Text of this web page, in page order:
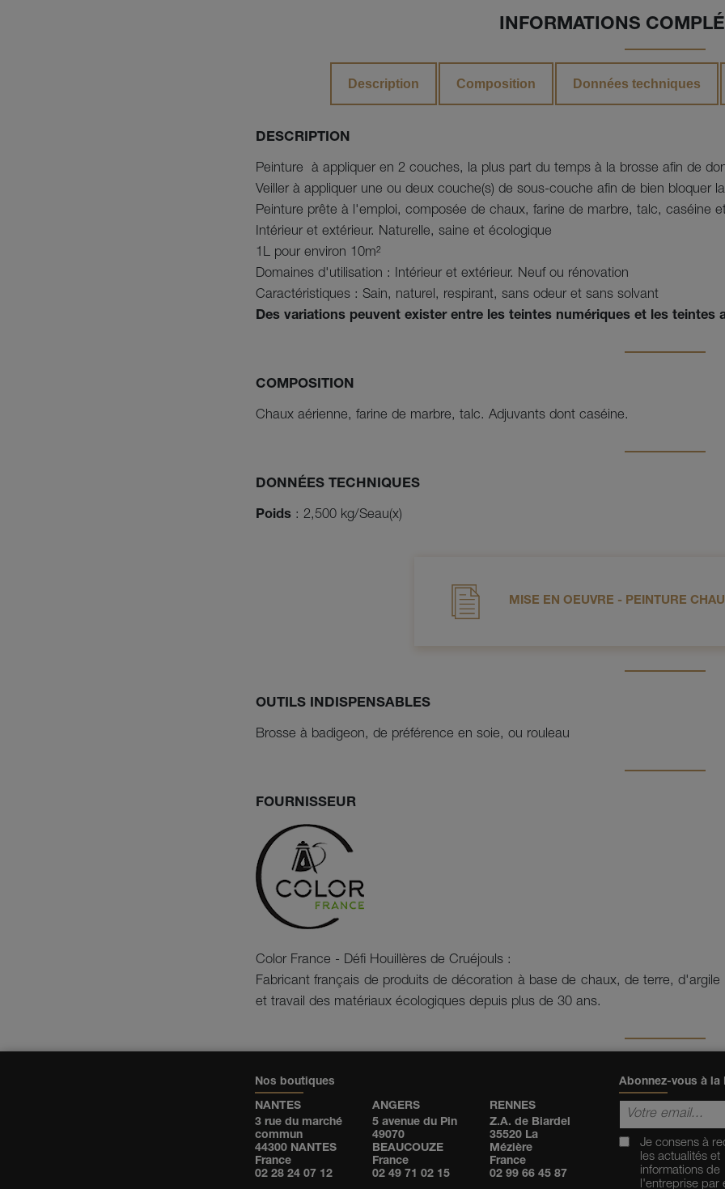
INFORMATIONS
Description Composition Données techniques
DESCRIPTION
Peinture  à appliquer en 2 couches, la plus part du temps à la brosse afin de
Veiller à appliquer une ou deux couche(s) de sous-couche afin de bien bloquer
Peinture prête à l'emploi, composée de chaux, farine de marbre, talc, caséine
Intérieur et extérieur. Naturelle, saine et écologique
1L pour environ 10m²
Domaines d'utilisation : Intérieur et extérieur. Neuf ou rénovation
Caractéristiques : Sain, naturel, respirant, sans odeur et sans solvant
Des variations peuvent exister entre les teintes numériques et les teintes
COMPOSITION
Chaux aérienne, farine de marbre, talc. Adjuvants dont caséine.
DONNÉES TECHNIQUES
Poids : 2,500 kg/Seau(x)
MISE EN OEUVRE - PEINTURE
OUTILS INDISPENSABLES
Brosse à badigeon, de préférence en soie, ou rouleau
FOURNISSEUR
Color France - Défi Houillères de Cruéjouls :
Fabricant français de produits de décoration à base de chaux, de terre,
et travail des matériaux écologiques depuis plus de 30 ans.
Nos boutiques
NANTES
3 rue du marché
commun
44300 NANTES
France
02 28 24 07 12
ANGERS
5 avenue du Pin
49070
BEAUCOUZE
France
02 49 71 02 15
RENNES
Z.A. de Biardel
35520 La
Mézière
France
02 99 66 45 87
Abonnez-vous à la
Je consens à
les actualités et
informations de
l'entreprise par